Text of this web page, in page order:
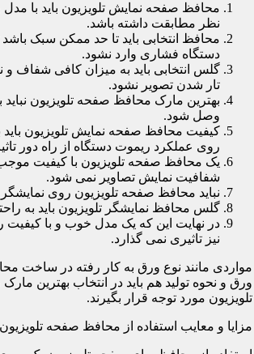
محافظ صفحه نمایش تلویزیون باید با مدل
نظر مطابقت داشته باشد.
محافظ انتخابی باید تا حد ممکن سبک باشد
دستگاه فشاری وارد نشود.
گلس انتخابی باید به میزان کافی شفاف و
تار شدن تصویر نشود.
بهترین مارک محافظ صفحه تلویزیون
وصل شود.
کیفیت محافظ صفحه نمایش تلویزیون باید
روی عملکرد ریموت دستگاه از راه دور
یک محافظ صفحه تلویزیون با کیفیت
شفافیت نمایش تصاویر نمی شود.
نباید محافظ صفحه تلویزیون روی
گلس محافظ نمایشگر تلویزیون باید به
در نهایت این که یک مدل خوب و با کیفیت
نیز تاثیری نمی گذارد.
مواردی مانند نوع ورق به کار رفته در ساخت
ورق و نحوه تولید هم باید در انتخاب بهترین
تلویزیون مورد توجه قرار بگیرند.
مزایا و معایب استفاده از محافظ صفحه تلویزیون